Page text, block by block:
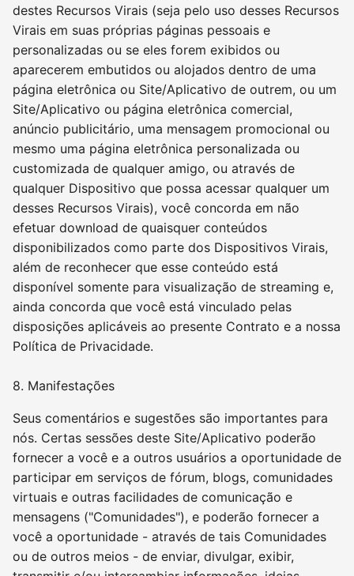
destes Recursos Virais (seja pelo uso desses Recursos
Virais em suas próprias páginas pessoais e
personalizadas ou se eles forem exibidos ou
aparecerem embutidos ou alojados dentro de uma
página eletrônica ou Site/Aplicativo de outrem, ou um
Site/Aplicativo ou página eletrônica comercial,
anúncio publicitário, uma mensagem promocional ou
mesmo uma página eletrônica personalizada ou
customizada de qualquer amigo, ou através de
qualquer Dispositivo que possa acessar qualquer um
desses Recursos Virais), você concorda em não
efetuar download de quaisquer conteúdos
disponibilizados como parte dos Dispositivos Virais,
além de reconhecer que esse conteúdo está
disponível somente para visualização de streaming e,
ainda concorda que você está vinculado pelas
disposições aplicáveis ao presente Contrato e a nossa
Política de Privacidade.
8. Manifestações
Seus comentários e sugestões são importantes para
nós. Certas sessões deste Site/Aplicativo poderão
fornecer a você e a outros usuários a oportunidade de
participar em serviços de fórum, blogs, comunidades
virtuais e outras facilidades de comunicação e
mensagens ("Comunidades"), e poderão fornecer a
você a oportunidade - através de tais Comunidades
ou de outros meios - de enviar, divulgar, exibir,